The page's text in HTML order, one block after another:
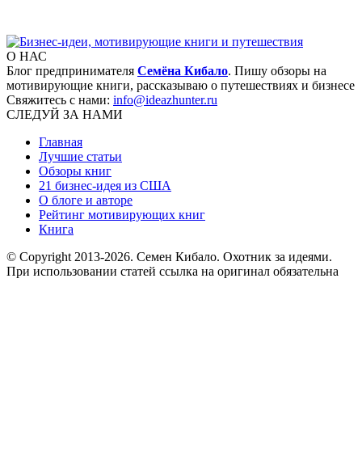
О НАС
Блог предпринимателя Семёна Кибало. Пишу обзоры на
мотивирующие книги, рассказываю о путешествиях и бизнесе
Свяжитесь с нами: info@ideazhunter.ru
СЛЕДУЙ ЗА НАМИ
Главная
Лучшие статьи
Обзоры книг
21 бизнес-идея из США
О блоге и авторе
Рейтинг мотивирующих книг
Книга
© Copyright 2013-2026. Семен Кибало. Охотник за идеями.
При использовании статей ссылка на оригинал обязательна